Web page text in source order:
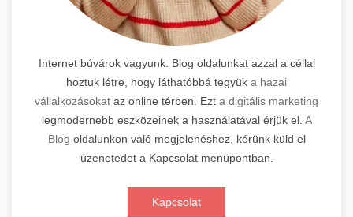
Internet búvárok vagyunk. Blog oldalunkat azzal a céllal
hoztuk létre, hogy láthatóbbá tegyük a hazai
vállalkozásokat az online térben. Ezt a digitális marketing
legmodernebb eszközeinek a használatával érjük el. A
Blog oldalunkon való megjelenéshez, kérünk küld el
üzenetedet a Kapcsolat menüpontban.
Kapcsolat